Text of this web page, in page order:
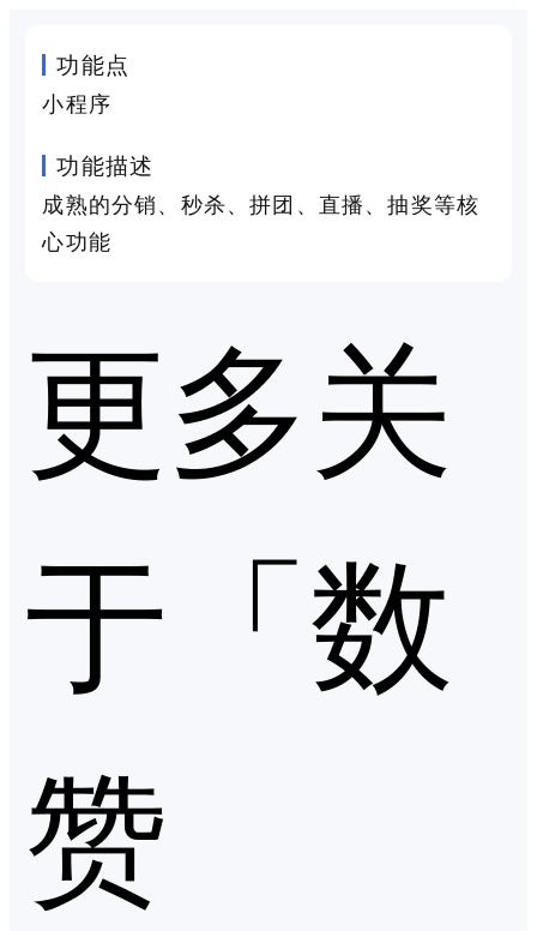
功能点
小程序
功能描述
成熟的分销、秒杀、拼团、直播、抽奖等核
心功能
更多关
于「数
赞